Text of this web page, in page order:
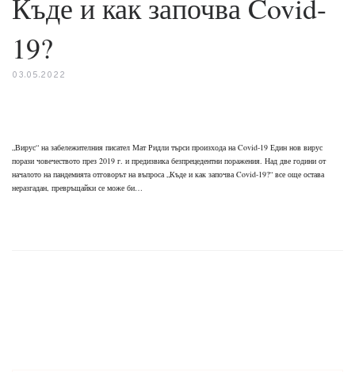
Къде и как започва Covid-
19?
03.05.2022
„Вирус“ на забележителния писател Мат Ридли търси произхода на Covid-19 Един нов вирус
порази човечеството през 2019 г. и предизвика безпрецедентни поражения. Над две години от
началото на пандемията отговорът на въпроса „Къде и как започва Covid-19?“ все още остава
неразгадан, превръщайки се може би…